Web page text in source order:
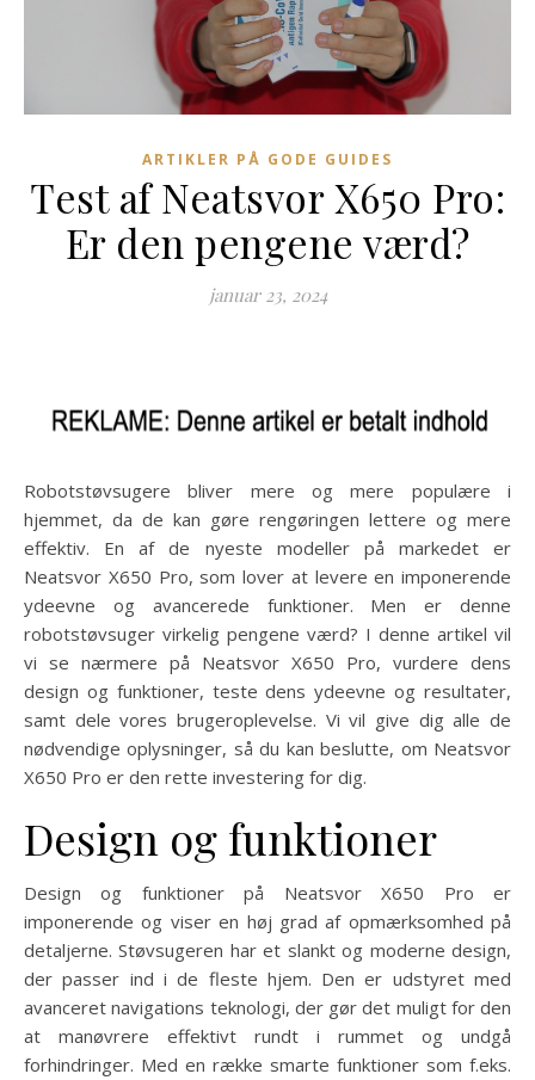
ARTIKLER PÅ GODE GUIDES
Test af Neatsvor X650 Pro:
Er den pengene værd?
januar 23, 2024
Robotstøvsugere bliver mere og mere populære i
hjemmet, da de kan gøre rengøringen lettere og mere
effektiv. En af de nyeste modeller på markedet er
Neatsvor X650 Pro, som lover at levere en imponerende
ydeevne og avancerede funktioner. Men er denne
robotstøvsuger virkelig pengene værd? I denne artikel vil
vi se nærmere på Neatsvor X650 Pro, vurdere dens
design og funktioner, teste dens ydeevne og resultater,
samt dele vores brugeroplevelse. Vi vil give dig alle de
nødvendige oplysninger, så du kan beslutte, om Neatsvor
X650 Pro er den rette investering for dig.
Design og funktioner
Design og funktioner på Neatsvor X650 Pro er
imponerende og viser en høj grad af opmærksomhed på
detaljerne. Støvsugeren har et slankt og moderne design,
der passer ind i de fleste hjem. Den er udstyret med
avanceret navigations teknologi, der gør det muligt for den
at manøvrere effektivt rundt i rummet og undgå
forhindringer. Med en række smarte funktioner som f.eks.